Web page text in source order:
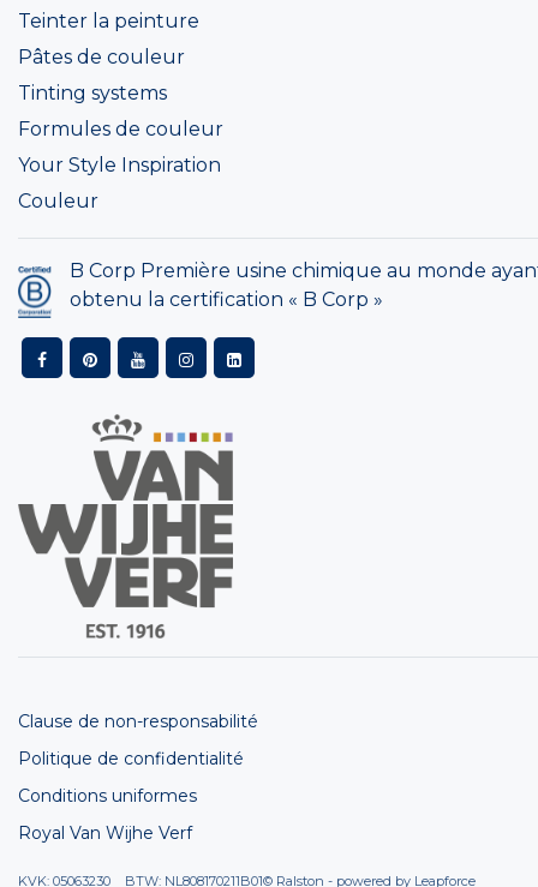
Teinter la peinture
Pâtes de couleur
Tinting systems
Formules de couleur
Your Style Inspiration
Couleur
B Corp Première usine chimique au monde
obtenu la certification « B Corp »
Clause de non-responsabilité
Politique de confidentialité
Conditions uniformes
Royal Van Wijhe Verf
KVK: 05063230 BTW: NL808170211B01© Ralston - powered by Leapforce